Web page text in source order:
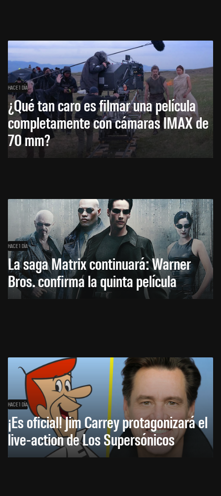
HACE 1 DÍA
¿Qué tan caro es filmar una película
completamente con cámaras IMAX de
70 mm?
HACE 1 DÍA
La saga Matrix continuará: Warner
Bros. confirma la quinta película
HACE 1 DÍA
¡Es oficial! Jim Carrey protagonizará el
live-action de Los Supersónicos